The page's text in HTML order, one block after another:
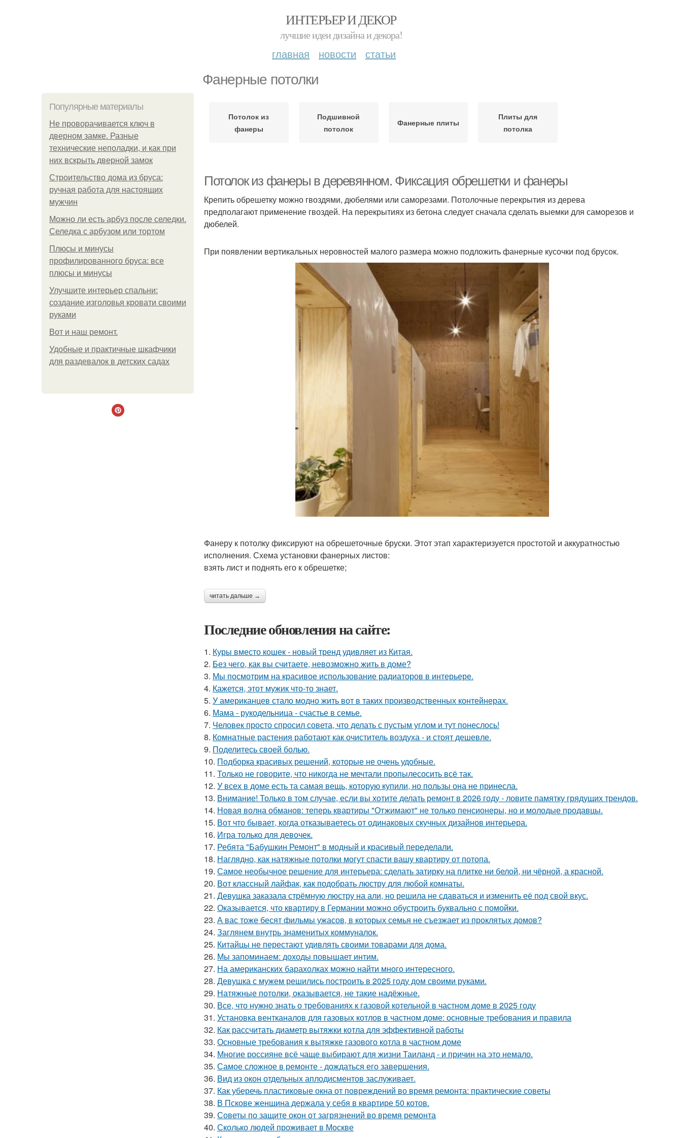
ИНТЕРЬЕР И ДЕКОР
лучшие идеи дизайна и декора!
главная новости статьи
Фанерные потолки
Популярные материалы
Не проворачивается ключ в
дверном замке. Разные
технические неполадки, и как при
них вскрыть дверной замок
Строительство дома из бруса:
ручная работа для настоящих
мужчин
Можно ли есть арбуз после селедки.
Селедка с арбузом или тортом
Плюсы и минусы
профилированного бруса: все
плюсы и минусы
Улучшите интерьер спальни:
создание изголовья кровати своими
руками
Boт и наш ремoнт.
Удобные и практичные шкафчики
для раздевалок в детских садах
Потолок из
фанеры
Подшивной
потолок
Фанерные плиты
Плиты для
потолка
Потолок из фанеры в деревянном. Фиксация обрешетки и фанеры
Крепить обрешетку можно гвоздями, дюбелями или саморезами. Потолочные перекрытия из дерева
предполагают применение гвоздей. На перекрытиях из бетона следует сначала сделать выемки для саморезов и
дюбелей.
При появлении вертикальных неровностей малого размера можно подложить фанерные кусочки под брусок.
Фанеру к потолку фиксируют на обрешеточные бруски. Этот этап характеризуется простотой и аккуратностью
исполнения. Схема установки фанерных листов:
взять лист и поднять его к обрешетке;
читать дальше →
Последние обновления на сайте:
1. Куры вместо кошек - новый тренд удивляет из Китая.
2. Без чего, как вы считаете, невозможно жить в доме?
3. Мы посмотрим на красивое использование радиаторов в интерьере.
4. Кажется, этот мужик что-то знает.
5. У американцев стало модно жить вот в таких производственных контейнерах.
6. Мама - рукодельница - счастье в семье.
7. Человек просто спросил совета, что делать с пустым углом и тут понеслось!
8. Комнатные растения работают как очиститель воздуха - и стоят дешевле.
9. Поделитесь своей болью.
10. Подборка красивых решений, которые не очень удобные.
11. Только не говорите, что никогда не мечтали пропылесосить всё так.
12. У всех в доме есть та самая вещь, которую купили, но пользы она не принесла.
13. Внимание! Только в том случае, если вы хотите делать ремонт в 2026 году - ловите памятку грядущих трендов.
14. Новая волна обманов: теперь квартиры "Отжимают" не только пенсионеры, но и молодые продавцы.
15. Вот что бывает, когда отказываетесь от одинаковых скучных дизайнов интерьера.
16. Игра только для девочек.
17. Ребята "Бабушкин Ремонт" в модный и красивый переделали.
18. Наглядно, как натяжные потолки могут спасти вашу квартиру от потопа.
19. Самое необычное решение для интерьера: сделать затирку на плитке ни белой, ни чёрной, а красной.
20. Вот классный лайфак, как подобрать люстру для любой комнаты.
21. Девушка заказала стрёмную люстру на али, но решила не сдаваться и изменить её под свой вкус.
22. Оказывается, что квартиру в Германии можно обустроить буквально с помойки.
23. А вас тоже бесят фильмы ужасов, в которых семья не съезжает из проклятых домов?
24. Заглянем внутрь знаменитых коммуналок.
25. Китайцы не перестают удивлять своими товарами для дома.
26. Мы запоминаем: доходы повышает интим.
27. На американских барахолках можно найти много интересного.
28. Девушка с мужем решились построить в 2025 году дом своими руками.
29. Натяжные потолки, оказывается, не такие надёжные.
30. Все, что нужно знать о требованиях к газовой котельной в частном доме в 2025 году
31. Установка вентканалов для газовых котлов в частном доме: основные требования и правила
32. Как рассчитать диаметр вытяжки котла для эффективной работы
33. Основные требования к вытяжке газового котла в частном доме
34. Многие россияне всё чаще выбирают для жизни Таиланд - и причин на это немало.
35. Самое сложное в ремонте - дождаться его завершения.
36. Вид из окон отдельных аплодисментов заслуживает.
37. Как уберечь пластиковые окна от повреждений во время ремонта: практические советы
38. В Пскове женщина держала у себя в квартире 50 котов.
39. Советы по защите окон от загрязнений во время ремонта
40. Сколько людей проживает в Москве